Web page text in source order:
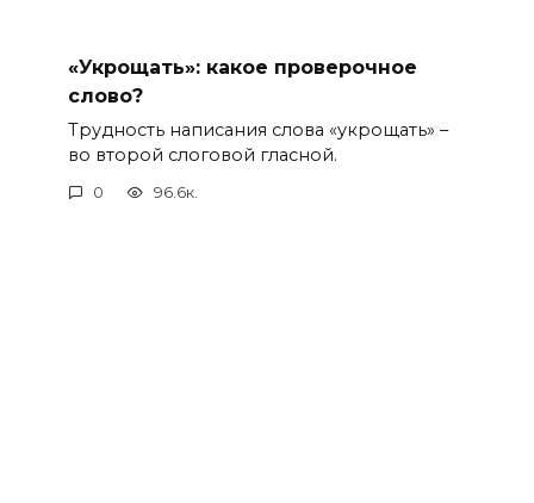
«Укрощать»: какое проверочное
слово?
Трудность написания слова «укрощать» –
во второй слоговой гласной.
0 96.6к.